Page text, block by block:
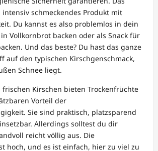
schmeckendes Produkt mit
Du kannst es also problemlos in dein
Vollkornbrot backen oder als Snack für
Und das beste? Du hast das ganze
auf den typischen Kirschgenschmack,
Schnee liegt.
frischen Kirschen bieten Trockenfrüchte
Vorteil der
Sie sind praktisch, platzsparend
Allerdings solltest du dir
reicht völlig aus. Die
hoch, und es ist einfach, hier zu viel zu